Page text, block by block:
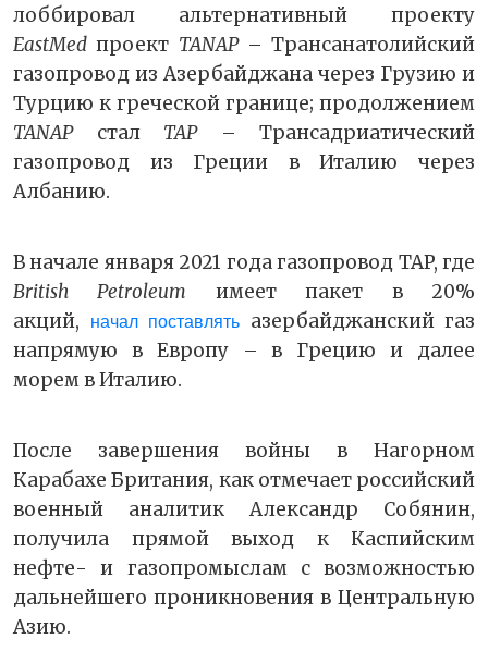
лоббировал альтернативный проекту
EastMedпроект TANAP– Трансанатолийский
газопровод из Азербайджана через Грузию и
Турцию к греческой границе; продолжением
TANAPстал TAP– Трансадриатический
газопровод из Греции в Италию через
Албанию.
В начале января 2021 года газопровод TAP, где
British Petroleum имеет пакет в 20%
акций,
начал поставлять
азербайджанский газ
напрямую в Европу – в Грецию и далее
морем в Италию.
После завершения войны в Нагорном
Карабахе Британия, как отмечает российский
военный аналитик Александр Собянин,
получила прямой выход к Каспийским
нефте- и газопромыслам с возможностью
дальнейшего проникновения в Центральную
Азию.